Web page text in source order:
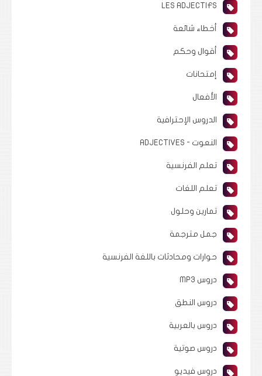
LES ADJECTIFS
أخطاء شائعة
أقوال وحكم
إمتحانات
الأفعال
الدروس الإحترافية
النعوت - ADJECTIVES
تعلم الفرنسية
تعلم اللغات
تمارين وحلول
جمل مترجمة
حوارات ومحادثات باللغة الفرنسية
دروس MP3
دروس النطق
دروس بالعربية
دروس صوتية
دروس فيديو